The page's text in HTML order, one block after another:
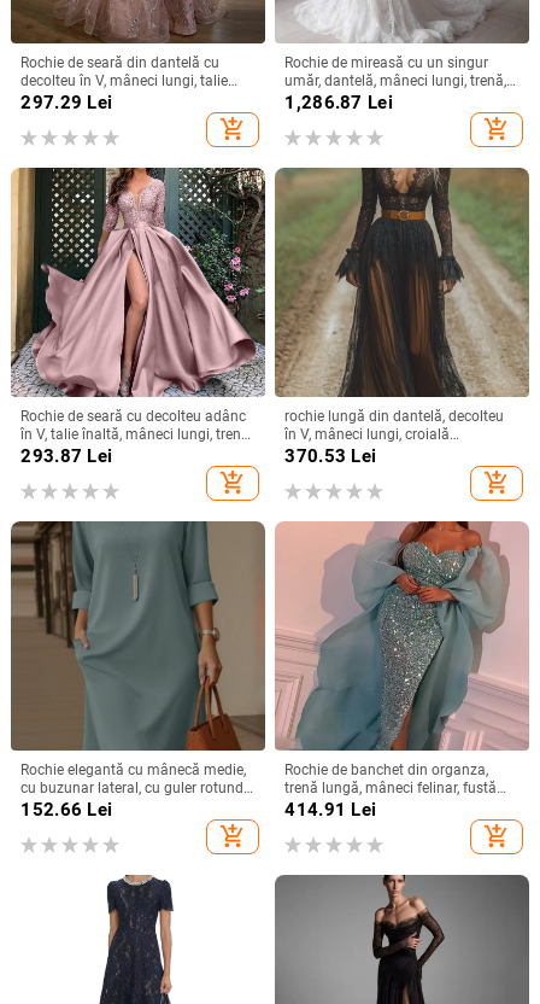
Rochie de seară din dantelă cu
decolteu în V, mâneci lungi, talie
înaltă, croială prințesă, tren lung
297.29 Lei
add_shopping_cart
Rochie de mireasă cu un singur
umăr, dantelă, mâneci lungi, trenă,
cu voal
1,286.87 Lei
add_shopping_cart
Rochie de seară cu decolteu adânc
în V, talie înaltă, mâneci lungi, tren
mic, fustă lungă
293.87 Lei
add_shopping_cart
rochie lungă din dantelă, decolteu
în V, mâneci lungi, croială
neregulată, stil vintage-retro,
370.53 Lei
add_shopping_cart
Rochie elegantă cu mânecă medie,
cu buzunar lateral, cu guler rotund,
versatilă, de culoare solidă, din
152.66 Lei
add_shopping_cart
Rochie de banchet din organza,
trenă lungă, mâneci felinar, fustă
lungă — Primăvara 2024
414.91 Lei
add_shopping_cart